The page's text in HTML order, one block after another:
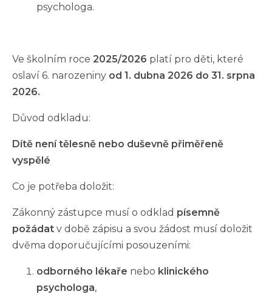
psychologa.
Ve školním roce 2025/2026 platí pro děti, které
oslaví 6. narozeniny od 1. dubna 2026 do 31. srpna
2026.
Důvod odkladu:
Dítě není tělesně nebo duševně přiměřeně
vyspělé
Co je potřeba doložit:
Zákonný zástupce musí o odklad písemně
požádat v době zápisu a svou žádost musí doložit
dvěma doporučujícími posouzeními:
odborného lékaře nebo klinického
psychologa,